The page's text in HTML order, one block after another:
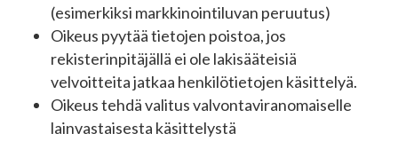
(esimerkiksi markkinointiluvan peruutus)
Oikeus pyytää tietojen poistoa, jos
rekisterinpitäjällä ei ole lakisääteisiä
velvoitteita jatkaa henkilötietojen käsittelyä.
Oikeus tehdä valitus valvontaviranomaiselle
lainvastaisesta käsittelystä